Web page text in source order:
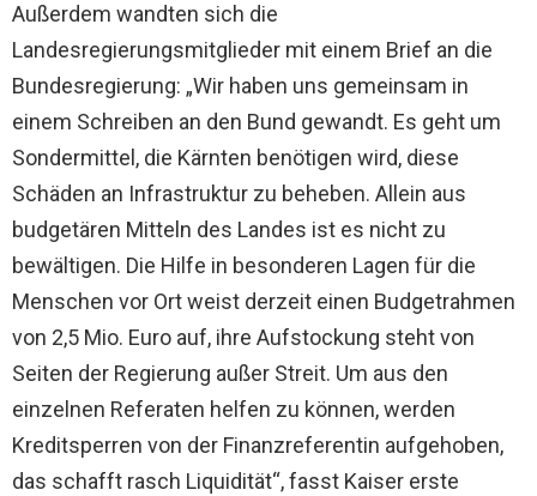
Außerdem wandten sich die
Landesregierungsmitglieder mit einem Brief an die
Bundesregierung: „Wir haben uns gemeinsam in
einem Schreiben an den Bund gewandt. Es geht um
Sondermittel, die Kärnten benötigen wird, diese
Schäden an Infrastruktur zu beheben. Allein aus
budgetären Mitteln des Landes ist es nicht zu
bewältigen. Die Hilfe in besonderen Lagen für die
Menschen vor Ort weist derzeit einen Budgetrahmen
von 2,5 Mio. Euro auf, ihre Aufstockung steht von
Seiten der Regierung außer Streit. Um aus den
einzelnen Referaten helfen zu können, werden
Kreditsperren von der Finanzreferentin aufgehoben,
das schafft rasch Liquidität“, fasst Kaiser erste